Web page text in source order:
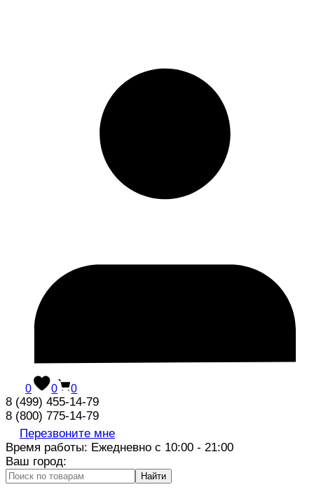
0 0 0
8 (499) 455-14-79
8 (800) 775-14-79
Перезвоните мне
Время работы: Ежедневно с 10:00 - 21:00
Ваш город:
Найти